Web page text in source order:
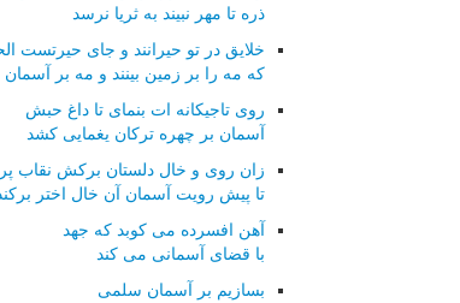
ذره تا مهر نبیند به ثریا نرسد
خلایق در تو حیرانند و جای حیرتست
که مه را بر زمین بینند و مه بر آسمان
روی تاجیکانه ات بنمای تا داغ حبش
آسمان بر چهره ترکان یغمایی کشد
زان روی و خال دلستان برکش نقاب
تا پیش رویت آسمان آن خال اختر
آهن افسرده می کوبد که جهد
با قضای آسمانی می کند
بسازیم بر آسمان سلمی